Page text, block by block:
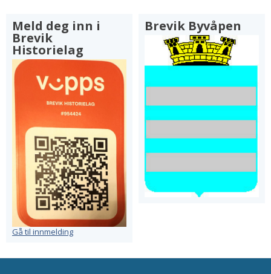
Meld deg inn i
Brevik
Historielag
Gå til innmelding
Brevik Byvåpen